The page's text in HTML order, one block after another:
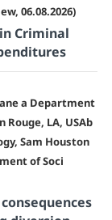
06.08.2026)
Criminal
a Department
LA, USAb
Sam Houston
of Soci